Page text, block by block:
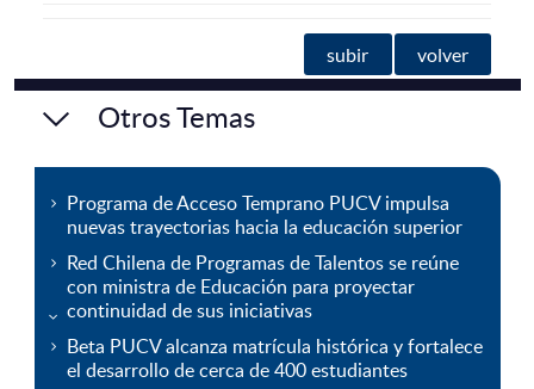
subir volver
Otros Temas
Programa de Acceso Temprano PUCV impulsa
nuevas trayectorias hacia la educación superior
Red Chilena de Programas de Talentos se reúne
con ministra de Educación para proyectar
continuidad de sus iniciativas
Beta PUCV alcanza matrícula histórica y fortalece
el desarrollo de cerca de 400 estudiantes